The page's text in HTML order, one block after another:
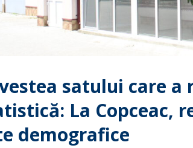
satului care a
La Copceac,
demografice